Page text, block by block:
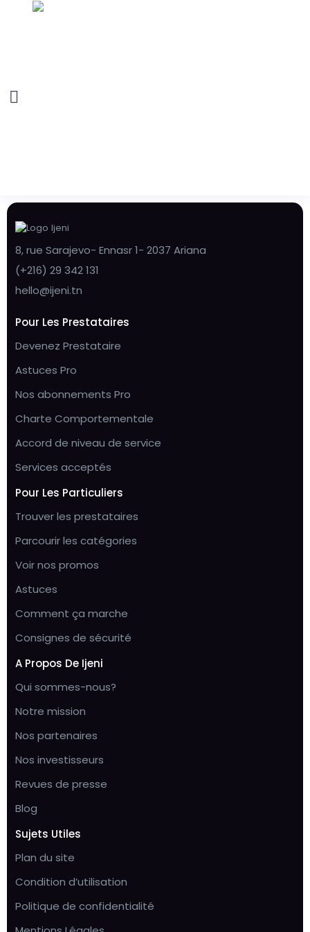
8, rue Sarajevo- Ennasr 1- 2037 Ariana
(+216) 29 342 131
hello@ijeni.tn
Pour Les Prestataires
Devenez Prestataire
Astuces Pro
Nos abonnements Pro
Charte Comportementale
Accord de niveau de service
Services acceptés
Pour Les Particuliers
Trouver les prestataires
Parcourir les catégories
Voir nos promos
Astuces
Comment ça marche
Consignes de sécurité
A Propos De Ijeni
Qui sommes-nous?
Notre mission
Nos partenaires
Nos investisseurs
Revues de presse
Blog
Sujets Utiles
Plan du site
Condition d’utilisation
Politique de confidentialité